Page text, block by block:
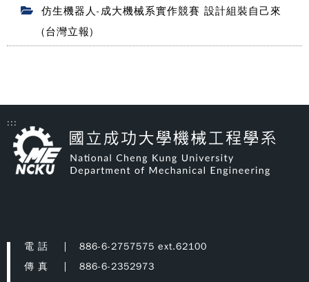
仿生機器人-成大機械系實作競賽 設計組裝自己來
(台灣立報)
:::
電 話
886-6-2757575 ext.62100
傳 真
886-6-2352973